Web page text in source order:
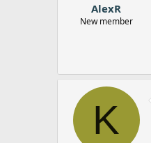
AlexR
New member
K